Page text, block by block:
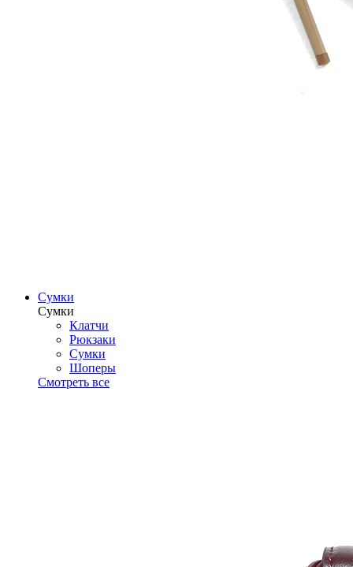
Сумки
Сумки
Клатчи
Рюкзаки
Сумки
Шоперы
Смотреть все